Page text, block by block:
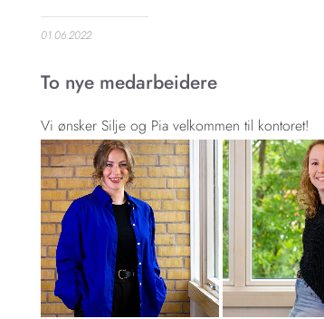
01.06.2022
To nye medarbeidere
Vi ønsker Silje og Pia velkommen til kontoret!